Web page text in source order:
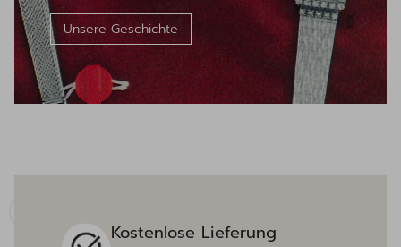
Unsere Geschichte
Kostenlose Lieferung